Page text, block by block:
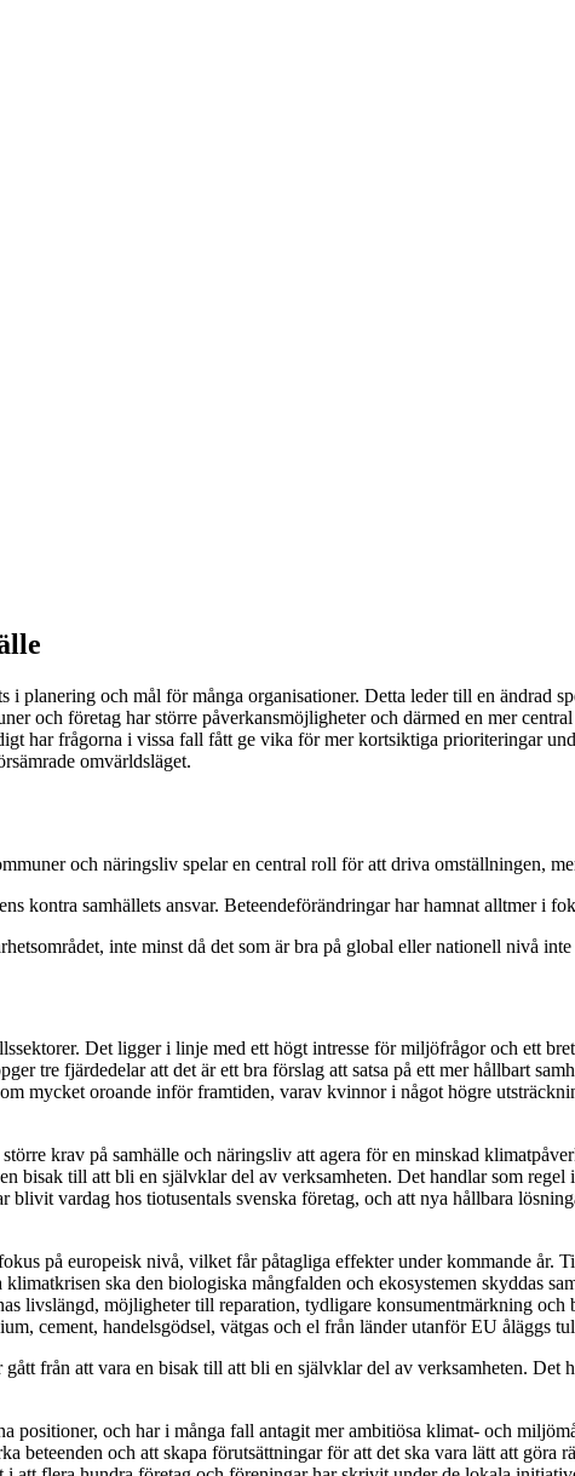
planering och mål för många organisationer. Detta leder till en ändrad
och företag har större påverkansmöjligheter och därmed en mer
har frågorna i vissa fall fått ge vika för mer kortsiktiga prioriteringar
omvärldsläget.
och näringsliv spelar en central roll för att driva omställningen,
kontra samhällets ansvar. Beteendeförändringar har hamnat alltmer i
inte minst då det som är bra på global eller nationell nivå
Det ligger i linje med ett högt intresse för miljöfrågor och ett
tre fjärdedelar att det är ett bra förslag att satsa på ett mer hållbart
mycket oroande inför framtiden, varav kvinnor i något högre
krav på samhälle och näringsliv att agera för en minskad
bisak till att bli en självklar del av verksamheten. Det handlar som regel
vardag hos tiotusentals svenska företag, och att nya hållbara
på europeisk nivå, vilket får påtagliga effekter under kommande år.
klimatkrisen ska den biologiska mångfalden och ekosystemen skyddas
livslängd, möjligheter till reparation, tydligare konsumentmärkning
cement, handelsgödsel, vätgas och el från länder utanför EU
från att vara en bisak till att bli en självklar del av verksamheten. Det
positioner, och har i många fall antagit mer ambitiösa klimat- och
beteenden och att skapa förutsättningar för att det ska vara lätt att